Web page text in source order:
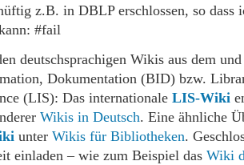
z.B. in DBLP erschlossen, so dass
#fail
deutschsprachigen Wikis aus dem
Dokumentation (BID) bzw.
(LIS): Das internationale LIS-Wiki
Wikis in Deutsch. Eine ähnliche
unter Wikis für Bibliotheken.
einladen – wie zum Beispiel das Wiki